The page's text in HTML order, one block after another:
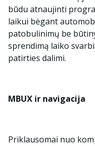
būdu atnaujinti
laikui bėgant
patobulinimų be
sprendimą laiko
patirties dalimi.
MBUX ir navigacija
Priklausomai nuo